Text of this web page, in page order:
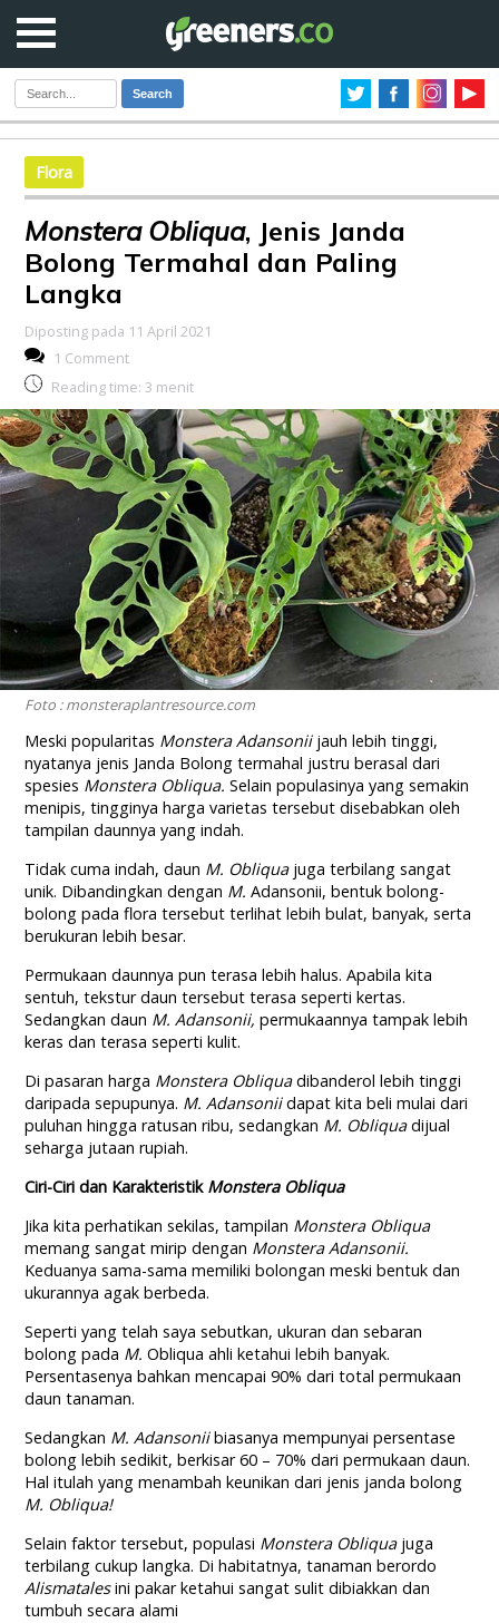
Search
Flora
Monstera Obliqua, Jenis Janda
Bolong Termahal dan Paling
Langka
Diposting pada 11 April 2021
1 Comment
Reading time: 3 menit
Foto : monsteraplantresource.com
Meski popularitas Monstera Adansonii jauh lebih tinggi,
nyatanya jenis Janda Bolong termahal justru berasal dari
spesies Monstera Obliqua.Selain populasinya yang semakin
menipis, tingginya harga varietas tersebut disebabkan oleh
tampilan daunnya yang indah.
Tidak cuma indah, daun M. Obliqua juga terbilang sangat
unik. Dibandingkan dengan M. Adansonii, bentuk bolong-
bolong pada flora tersebut terlihat lebih bulat, banyak, serta
berukuran lebih besar.
Permukaan daunnya pun terasa lebih halus. Apabila kita
sentuh, tekstur daun tersebut terasa seperti kertas.
Sedangkan daun M. Adansonii,permukaannya tampak lebih
keras dan terasa seperti kulit.
Di pasaran harga Monstera Obliquadibanderol lebih tinggi
daripada sepupunya. M. Adansoniidapat kita beli mulai dari
puluhan hingga ratusan ribu, sedangkan M. Obliquadijual
seharga jutaan rupiah.
Ciri-Ciri dan Karakteristik Monstera Obliqua
Jika kita perhatikan sekilas, tampilan Monstera Obliqua
memang sangat mirip dengan Monstera Adansonii.
Keduanya sama-sama memiliki bolongan meski bentuk dan
ukurannya agak berbeda.
Seperti yang telah saya sebutkan, ukuran dan sebaran
bolong pada M. Obliqua ahli ketahui lebih banyak.
Persentasenya bahkan mencapai 90% dari total permukaan
daun tanaman.
Sedangkan M. Adansoniibiasanya mempunyai persentase
bolong lebih sedikit, berkisar 60 – 70% dari permukaan daun.
Hal itulah yang menambah keunikan dari jenis janda bolong
M. Obliqua!
Selain faktor tersebut, populasi Monstera Obliqua juga
terbilang cukup langka. Di habitatnya, tanaman berordo
Alismatalesini pakar ketahui sangat sulit dibiakkan dan
tumbuh secara alami